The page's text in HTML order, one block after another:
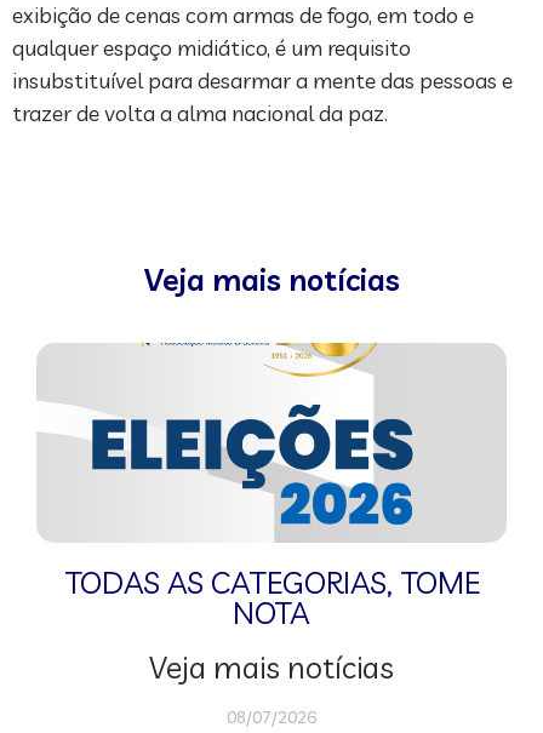
exibição de cenas com armas de fogo, em todo e
qualquer espaço midiático, é um requisito
insubstituível para desarmar a mente das pessoas e
trazer de volta a alma nacional da paz.
Veja mais notícias
TODAS AS CATEGORIAS, TOME
NOTA
Veja mais notícias
08/07/2026